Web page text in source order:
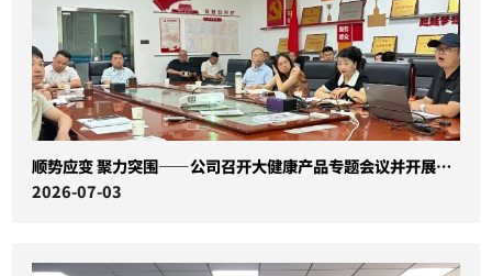
顺势应变 聚力突围——公司召开大健康产品专题会议并开展专项培训
2026-07-03